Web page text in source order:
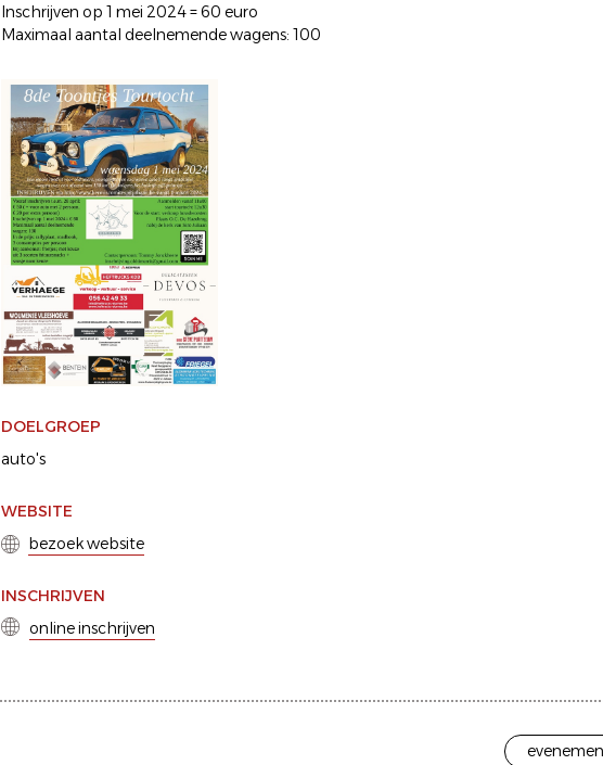
Inschrijven op 1 mei 2024 = 60 euro
Maximaal aantal deelnemende wagens: 100
DOELGROEP
auto's
WEBSITE
bezoek website
INSCHRIJVEN
online inschrijven